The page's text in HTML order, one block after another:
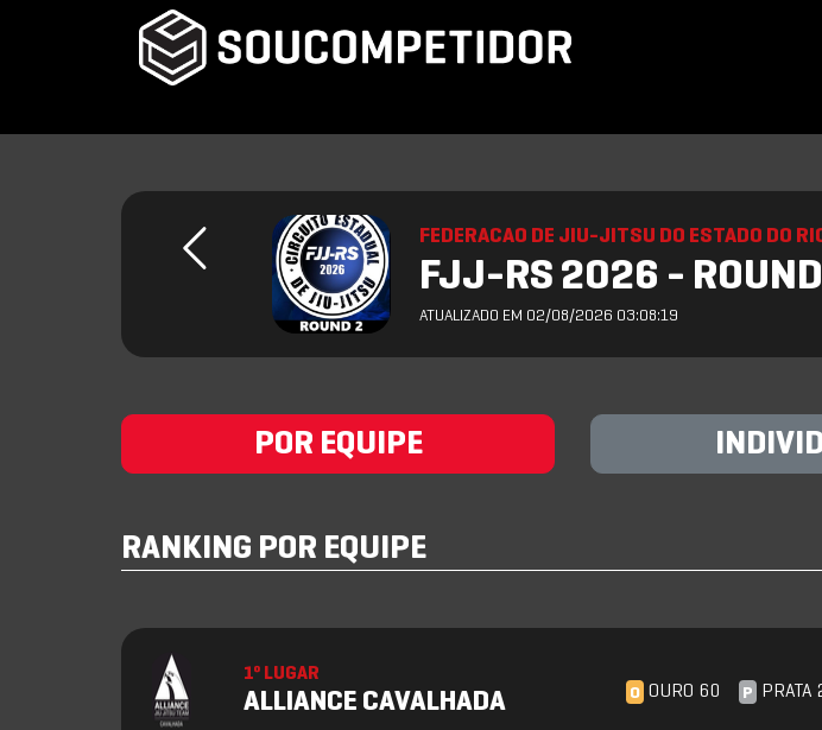
FEDERACAO DE JIU-JITSU DO ESTADO DO
FJJ-RS 2026 - ROUND
ATUALIZADO EM 02/08/2026 03:08:19
POR EQUIPE
RANKING POR EQUIPE
1º LUGAR
ALLIANCE CAVALHADA O OURO 60 P PRATA